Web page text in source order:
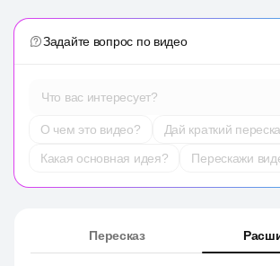
Задайте вопрос по видео
Что вас интересует?
О чем это видео?
Дай краткий
Какая основная идея?
Перескажи
Пересказ